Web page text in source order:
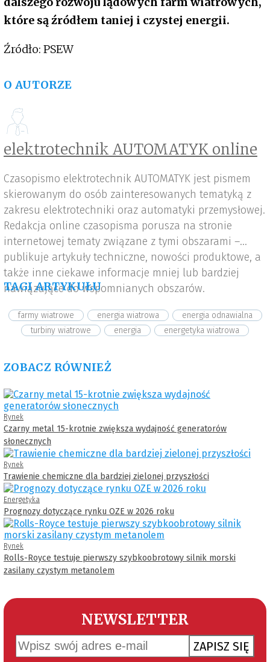
które są źródłem taniej i czystej energii.
Źródło: PSEW
O AUTORZE
elektrotechnik AUTOMATYK online
Czasopismo elektrotechnik AUTOMATYK jest pismem
skierowanym do osób zainteresowanych tematyką z
zakresu elektrotechniki oraz automatyki przemysłowej.
Redakcja online czasopisma porusza na stronie
internetowej tematy związane z tymi obszarami –
publikuje artykuły techniczne, nowości produktowe, a
także inne ciekawe informacje mniej lub bardziej
nawiązujące do wspomnianych obszarów.
TAGI ARTYKUŁU
farmy wiatrowe energia wiatrowa
energia odnawialna
turbiny wiatrowe
energia energetyka wiatrowa
ZOBACZ RÓWNIEŻ
Rynek
Czarny metal 15-krotnie zwiększa wydajność generatorów
słonecznych
Rynek
Trawienie chemiczne dla bardziej zielonej przyszłości
Energetyka
Prognozy dotyczące rynku OZE w 2026 roku
Rynek
Rolls-Royce testuje pierwszy szybkoobrotowy silnik morski
zasilany czystym metanolem
NEWSLETTER
ZAPISZ SIĘ